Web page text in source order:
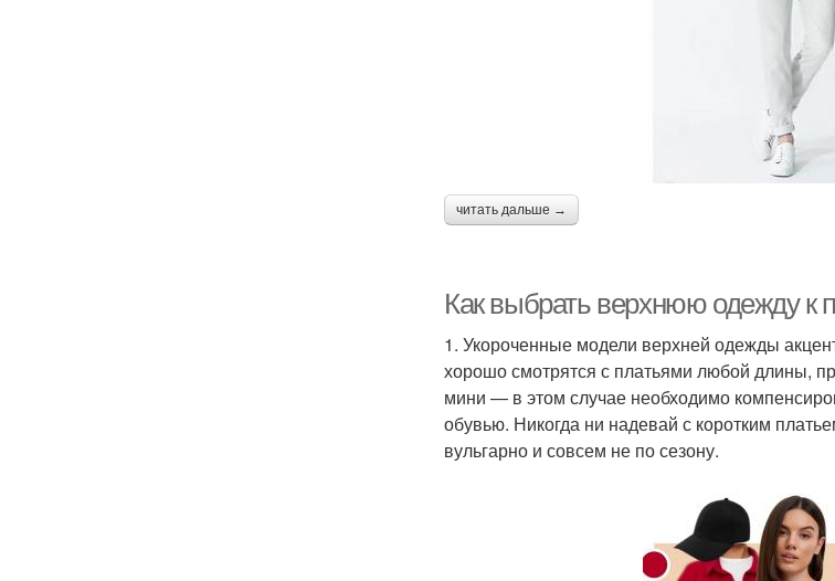
читать дальше →
Как выбрать верхнюю одежду к
1. Укороченные модели верхней одежды
хорошо смотрятся с платьями любой длины,
мини — в этом случае необходимо
обувью. Никогда ни надевай с коротким
вульгарно и совсем не по сезону.